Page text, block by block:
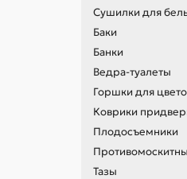
Сушилки для
Баки
Банки
Ведра-туалеты
Горшки для
Коврики
Плодосъемники
Тазы